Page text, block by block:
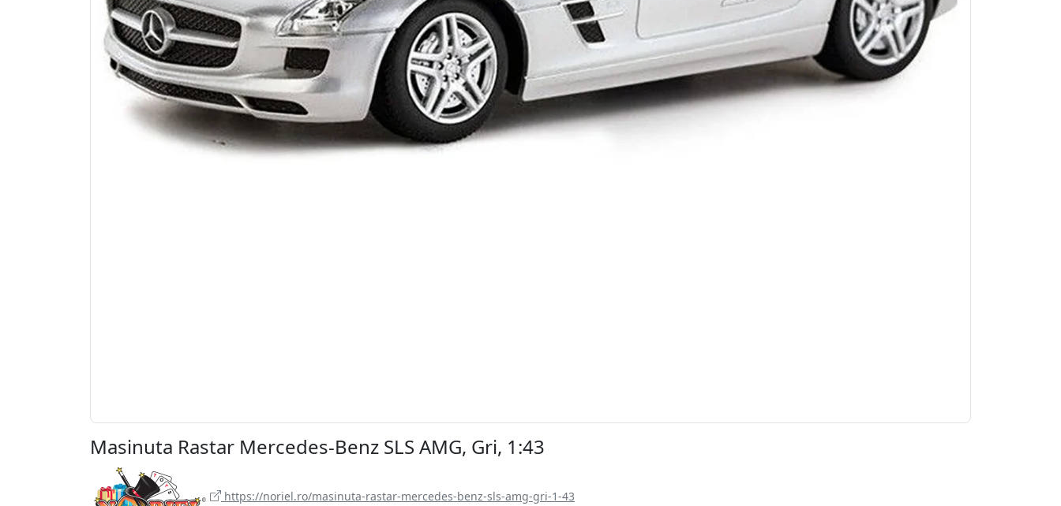
Masinuta Rastar Mercedes-Benz SLS AMG, Gri, 1:43
https://noriel.ro/masinuta-rastar-mercedes-benz-sls-amg-gri-1-43